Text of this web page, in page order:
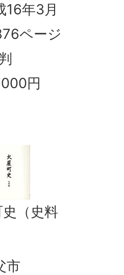
年3月
ページ
7000円
（史料
）
市